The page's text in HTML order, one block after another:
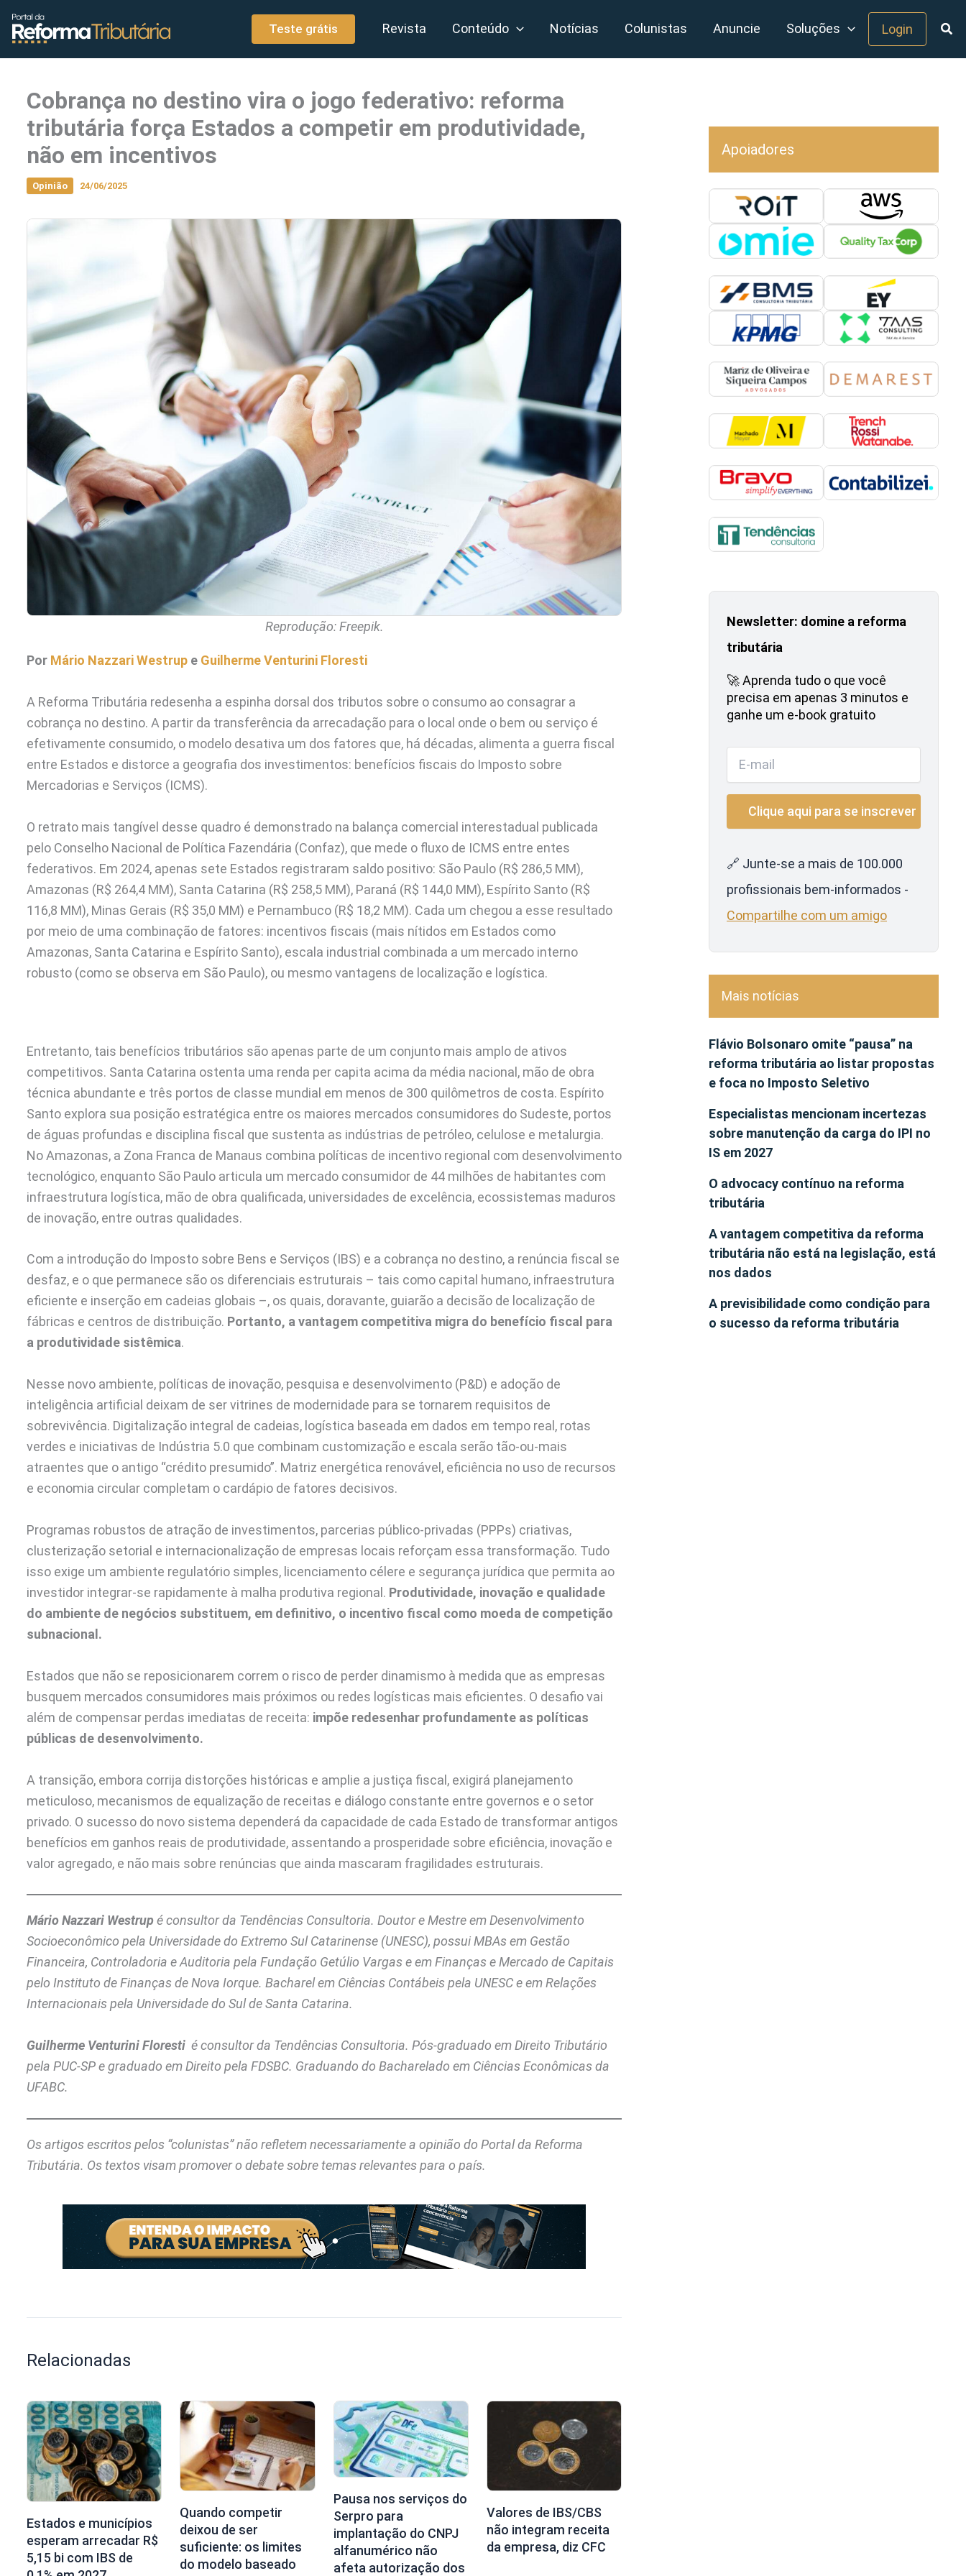
conteúdo
Teste grátis Revista Conteúdo Notícias Colunistas Anuncie Soluções Login
Cobrança no destino vira o jogo federativo: reforma
tributária força Estados a competir em produtividade,
não em incentivos
Opinião 24/06/2025
Reprodução: Freepik.
Por Mário Nazzari Westrup e Guilherme Venturini Floresti
A Reforma Tributária redesenha a espinha dorsal dos tributos sobre o consumo ao consagrar a
cobrança no destino. A partir da transferência da arrecadação para o local onde o bem ou serviço é
efetivamente consumido, o modelo desativa um dos fatores que, há décadas, alimenta a guerra fiscal
entre Estados e distorce a geografia dos investimentos: benefícios fiscais do Imposto sobre
Mercadorias e Serviços (ICMS).
O retrato mais tangível desse quadro é demonstrado na balança comercial interestadual publicada
pelo Conselho Nacional de Política Fazendária (Confaz), que mede o fluxo de ICMS entre entes
federativos. Em 2024, apenas sete Estados registraram saldo positivo: São Paulo (R$ 286,5 MM),
Amazonas (R$ 264,4 MM), Santa Catarina (R$ 258,5 MM), Paraná (R$ 144,0 MM), Espírito Santo (R$
116,8 MM), Minas Gerais (R$ 35,0 MM) e Pernambuco (R$ 18,2 MM). Cada um chegou a esse resultado
por meio de uma combinação de fatores: incentivos fiscais (mais nítidos em Estados como
Amazonas, Santa Catarina e Espírito Santo), escala industrial combinada a um mercado interno
robusto (como se observa em São Paulo), ou mesmo vantagens de localização e logística.
Entretanto, tais benefícios tributários são apenas parte de um conjunto mais amplo de ativos
competitivos. Santa Catarina ostenta uma renda per capita acima da média nacional, mão de obra
técnica abundante e três portos de classe mundial em menos de 300 quilômetros de costa. Espírito
Santo explora sua posição estratégica entre os maiores mercados consumidores do Sudeste, portos
de águas profundas e disciplina fiscal que sustenta as indústrias de petróleo, celulose e metalurgia.
No Amazonas, a Zona Franca de Manaus combina políticas de incentivo regional com desenvolvimento
tecnológico, enquanto São Paulo articula um mercado consumidor de 44 milhões de habitantes com
infraestrutura logística, mão de obra qualificada, universidades de excelência, ecossistemas maduros
de inovação, entre outras qualidades.
Com a introdução do Imposto sobre Bens e Serviços (IBS) e a cobrança no destino, a renúncia fiscal se
desfaz, e o que permanece são os diferenciais estruturais – tais como capital humano, infraestrutura
eficiente e inserção em cadeias globais –, os quais, doravante, guiarão a decisão de localização de
fábricas e centros de distribuição. Portanto, a vantagem competitiva migra do benefício fiscal para
a produtividade sistêmica.
Nesse novo ambiente, políticas de inovação, pesquisa e desenvolvimento (P&D) e adoção de
inteligência artificial deixam de ser vitrines de modernidade para se tornarem requisitos de
sobrevivência. Digitalização integral de cadeias, logística baseada em dados em tempo real, rotas
verdes e iniciativas de Indústria 5.0 que combinam customização e escala serão tão-ou-mais
atraentes que o antigo “crédito presumido”. Matriz energética renovável, eficiência no uso de recursos
e economia circular completam o cardápio de fatores decisivos.
Programas robustos de atração de investimentos, parcerias público-privadas (PPPs) criativas,
clusterização setorial e internacionalização de empresas locais reforçam essa transformação. Tudo
isso exige um ambiente regulatório simples, licenciamento célere e segurança jurídica que permita ao
investidor integrar-se rapidamente à malha produtiva regional. Produtividade, inovação e qualidade
do ambiente de negócios substituem, em definitivo, o incentivo fiscal como moeda de competição
subnacional.
Estados que não se reposicionarem correm o risco de perder dinamismo à medida que as empresas
busquem mercados consumidores mais próximos ou redes logísticas mais eficientes. O desafio vai
além de compensar perdas imediatas de receita: impõe redesenhar profundamente as políticas
públicas de desenvolvimento.
A transição, embora corrija distorções históricas e amplie a justiça fiscal, exigirá planejamento
meticuloso, mecanismos de equalização de receitas e diálogo constante entre governos e o setor
privado. O sucesso do novo sistema dependerá da capacidade de cada Estado de transformar antigos
benefícios em ganhos reais de produtividade, assentando a prosperidade sobre eficiência, inovação e
valor agregado, e não mais sobre renúncias que ainda mascaram fragilidades estruturais.
Mário Nazzari Westrupé consultor da Tendências Consultoria. Doutor e Mestre em Desenvolvimento
Socioeconômico pela Universidade do Extremo Sul Catarinense (UNESC), possui MBAs em Gestão
Financeira, Controladoria e Auditoria pela Fundação Getúlio Vargas e em Finanças e Mercado de Capitais
pelo Instituto de Finanças de Nova Iorque. Bacharel em Ciências Contábeis pela UNESC e em Relações
Internacionais pela Universidade do Sul de Santa Catarina.
Guilherme Venturini Floresti é consultor da Tendências Consultoria. Pós-graduado em Direito Tributário
pela PUC-SP e graduado em Direito pela FDSBC. Graduando do Bacharelado em Ciências Econômicas da
UFABC.
Os artigos escritos pelos “colunistas” não refletem necessariamente a opinião do Portal da Reforma
Tributária. Os textos visam promover o debate sobre temas relevantes para o país.
Relacionadas
Estados e municípios
esperam arrecadar R$
5,15 bi com IBS de
Quando competir
deixou de ser
suficiente: os limites
do modelo baseado
Pausa nos serviços do
Serpro para
implantação do CNPJ
alfanumérico não
afeta autorização dos
Valores de IBS/CBS
não integram receita
da empresa, diz CFC
Apoiadores
Newsletter: domine a reforma
tributária
🚀 Aprenda tudo o que você
precisa em apenas 3 minutos e
ganhe um e-book gratuito
🔗 Junte-se a mais de 100.000
profissionais bem-informados -
Compartilhe com um amigo
Mais notícias
Flávio Bolsonaro omite “pausa” na
reforma tributária ao listar propostas
e foca no Imposto Seletivo
Especialistas mencionam incertezas
sobre manutenção da carga do IPI no
IS em 2027
O advocacy contínuo na reforma
tributária
A vantagem competitiva da reforma
tributária não está na legislação, está
nos dados
A previsibilidade como condição para
o sucesso da reforma tributária